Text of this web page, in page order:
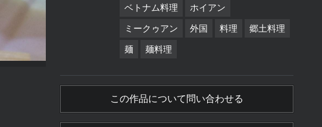
ベトナム料理 ホイアン
ミークゥアン 外国 料理 郷土料理
麺 麺料理
この作品について問い合わせる